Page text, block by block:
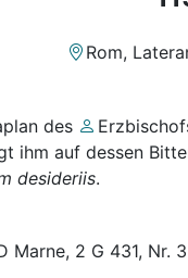
Rom,
des
ihm auf dessen
desideriis.
Marne, 2 G 431, Nr. 3